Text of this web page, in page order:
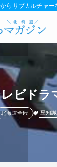
らサブカルチャ
ビドラ
北海道全般 豆知識